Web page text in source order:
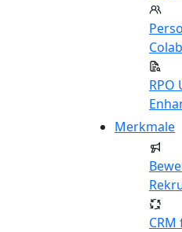
RPO
Merkmale